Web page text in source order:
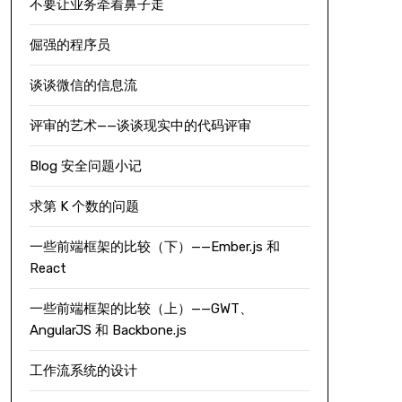
不要让业务牵着鼻子走
倔强的程序员
谈谈微信的信息流
评审的艺术——谈谈现实中的代码评审
Blog 安全问题小记
求第 K 个数的问题
一些前端框架的比较（下）——Ember.js 和
React
一些前端框架的比较（上）——GWT、
AngularJS 和 Backbone.js
工作流系统的设计